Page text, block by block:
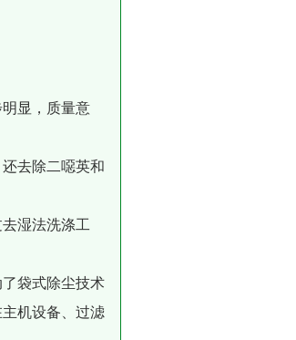
显，质量意
去除二噁英和
湿法洗涤工
袋式除尘技术
机设备、过滤